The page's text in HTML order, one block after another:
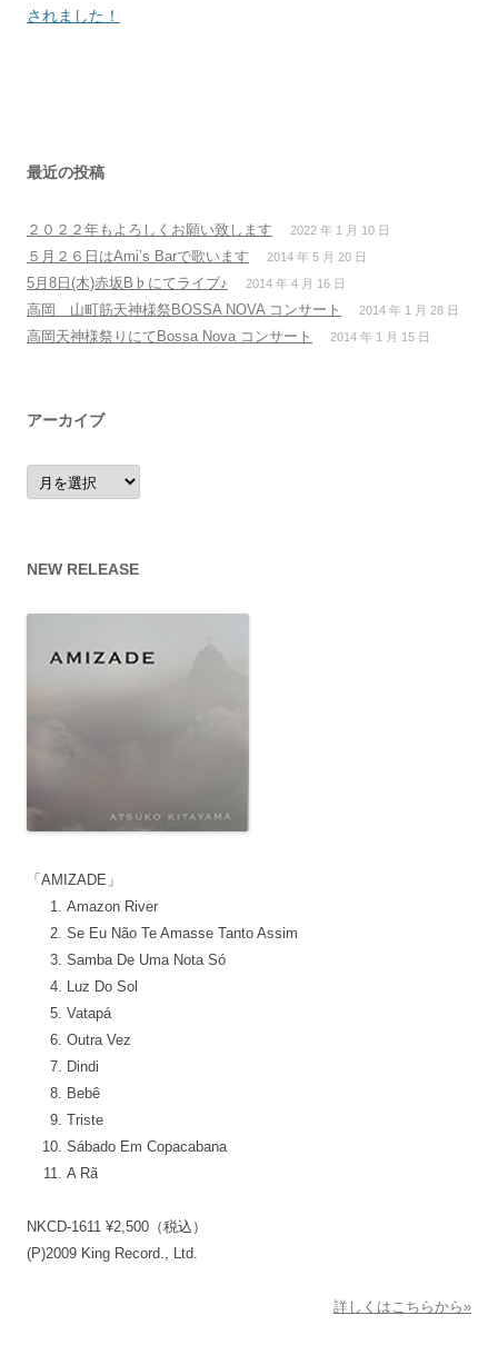
稿
シ
ン
されました！
最近の投稿
２０２２年もよろしくお願い致します 2022 年 1 月 10 日
５月２６日はAmi’s Barで歌います 2014 年 5 月 20 日
5月8日(木)赤坂B♭にてライブ♪ 2014 年 4 月 16 日
高岡 山町筋天神様祭BOSSA NOVA コンサート 2014 年 1 月 28 日
高岡天神様祭りにてBossa Nova コンサート 2014 年 1 月 15 日
アーカイブ
ア
ー
NEW RELEASE
「AMIZADE」
Amazon River
Se Eu Não Te Amasse Tanto Assim
Samba De Uma Nota Só
Luz Do Sol
Vatapá
Outra Vez
Dindi
Bebê
Triste
Sábado Em Copacabana
A Rã
NKCD-1611 ¥2,500（税込）
(P)2009 King Record., Ltd.
詳しくはこちらから»